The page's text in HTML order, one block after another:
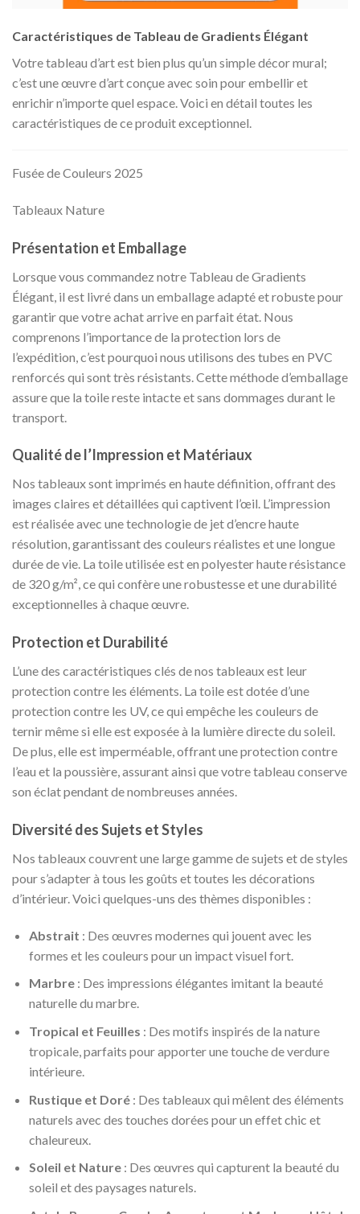
Caractéristiques de Tableau de Gradients Élégant
Votre tableau d’art est bien plus qu’un simple décor mural;
c’est une œuvre d’art conçue avec soin pour embellir et
enrichir n’importe quel espace. Voici en détail toutes les
caractéristiques de ce produit exceptionnel.
Fusée de Couleurs 2025
Tableaux Nature
Présentation et Emballage
Lorsque vous commandez notre Tableau de Gradients
Élégant, il est livré dans un emballage adapté et robuste pour
garantir que votre achat arrive en parfait état. Nous
comprenons l’importance de la protection lors de
l’expédition, c’est pourquoi nous utilisons des tubes en PVC
renforcés qui sont très résistants. Cette méthode d’emballage
assure que la toile reste intacte et sans dommages durant le
transport.
Qualité de l’Impression et Matériaux
Nos tableaux sont imprimés en haute définition, offrant des
images claires et détaillées qui captivent l’œil. L’impression
est réalisée avec une technologie de jet d’encre haute
résolution, garantissant des couleurs réalistes et une longue
durée de vie. La toile utilisée est en polyester haute résistance
de 320 g/m², ce qui confère une robustesse et une durabilité
exceptionnelles à chaque œuvre.
Protection et Durabilité
L’une des caractéristiques clés de nos tableaux est leur
protection contre les éléments. La toile est dotée d’une
protection contre les UV, ce qui empêche les couleurs de
ternir même si elle est exposée à la lumière directe du soleil.
De plus, elle est imperméable, offrant une protection contre
l’eau et la poussière, assurant ainsi que votre tableau conserve
son éclat pendant de nombreuses années.
Diversité des Sujets et Styles
Nos tableaux couvrent une large gamme de sujets et de styles
pour s’adapter à tous les goûts et toutes les décorations
d’intérieur. Voici quelques-uns des thèmes disponibles :
Abstrait : Des œuvres modernes qui jouent avec les
formes et les couleurs pour un impact visuel fort.
Marbre: Des impressions élégantes imitant la beauté
naturelle du marbre.
Tropical et Feuilles : Des motifs inspirés de la nature
tropicale, parfaits pour apporter une touche de verdure
intérieure.
Rustique et Doré: Des tableaux qui mêlent des éléments
naturels avec des touches dorées pour un effet chic et
chaleureux.
Soleil et Nature: Des œuvres qui capturent la beauté du
soleil et des paysages naturels.